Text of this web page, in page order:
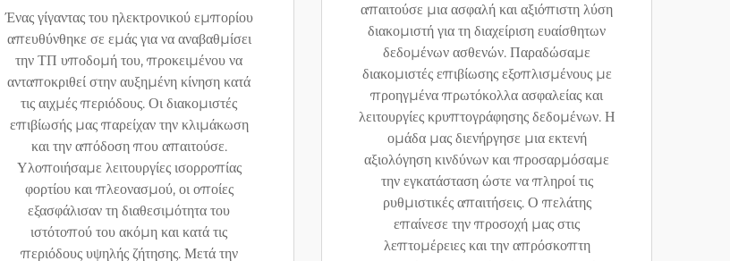
Ένας γίγαντας του ηλεκτρονικού εμπορίου
απευθύνθηκε σε εμάς για να αναβαθμίσει
την ΤΠ υποδομή του, προκειμένου να
ανταποκριθεί στην αυξημένη κίνηση κατά
τις αιχμές περιόδους. Οι διακομιστές
επιβίωσής μας παρείχαν την κλιμάκωση
και την απόδοση που απαιτούσε.
Υλοποιήσαμε λειτουργίες ισορροπίας
φορτίου και πλεονασμού, οι οποίες
εξασφάλισαν τη διαθεσιμότητα του
ιστότοπού του ακόμη και κατά τις
περιόδους υψηλής ζήτησης. Μετά την
απαιτούσε μια ασφαλή και αξιόπιστη λύση
διακομιστή για τη διαχείριση ευαίσθητων
δεδομένων ασθενών. Παραδώσαμε
διακομιστές επιβίωσης εξοπλισμένους με
προηγμένα πρωτόκολλα ασφαλείας και
λειτουργίες κρυπτογράφησης δεδομένων. Η
ομάδα μας διενήργησε μια εκτενή
αξιολόγηση κινδύνων και προσαρμόσαμε
την εγκατάσταση ώστε να πληροί τις
ρυθμιστικές απαιτήσεις. Ο πελάτης
επαίνεσε την προσοχή μας στις
λεπτομέρειες και την απρόσκοπτη